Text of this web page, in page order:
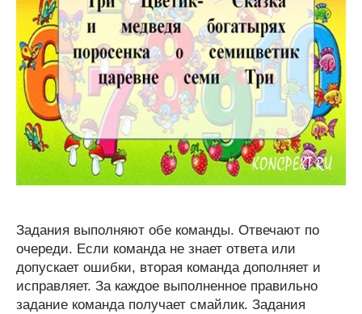
Задания выполняют обе команды. Отвечают по
очереди. Если команда не знает ответа или
допускает ошибки, вторая команда дополняет и
исправляет. За каждое выполненное правильно
задание команда получает смайлик. Задания